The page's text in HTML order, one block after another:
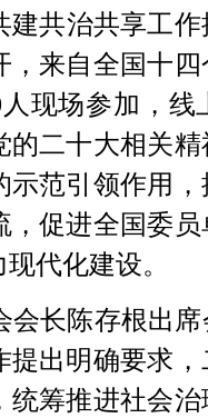
共治共享工
，来自全国十
现场参加，线
的二十大相关
示范引领作用
，促进全国委
代化建设。
会长陈存根出
提出明确要求
统筹推进社会